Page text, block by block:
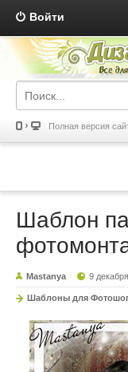
Войти
Полная версия
Шаблон
Mastanya 9
Шаблоны для